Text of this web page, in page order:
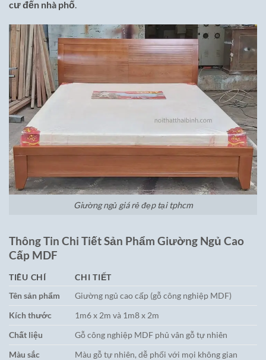
cư đến nhà phố.
Giường ngủ giá rẻ đẹp tại tphcm
Thông Tin Chi Tiết Sản Phẩm Giường Ngủ Cao
Cấp MDF
TIÊU CHÍ
CHI TIẾT
Tên sản phẩm
Giường ngủ cao cấp (gỗ công nghiệp MDF)
Kích thước
1m6 x 2m và 1m8 x 2m
Chất liệu
Gỗ công nghiệp MDF phủ vân gỗ tự nhiên
Màu sắc
Màu gỗ tự nhiên, dễ phối với mọi không gian